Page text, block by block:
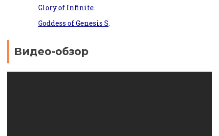
Glory of Infinite.
Goddess of Genesis S.
Видео-обзор